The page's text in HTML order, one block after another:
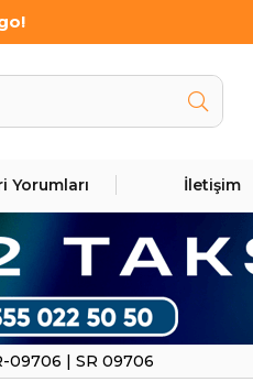
Yorumları İletişim
09706 | SR 09706